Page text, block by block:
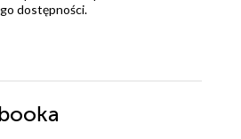
dostępności.